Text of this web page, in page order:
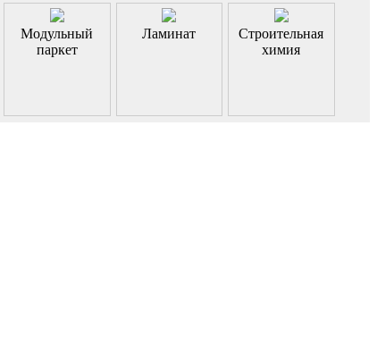
Модульный
паркет
Ламинат
Строительная
химия